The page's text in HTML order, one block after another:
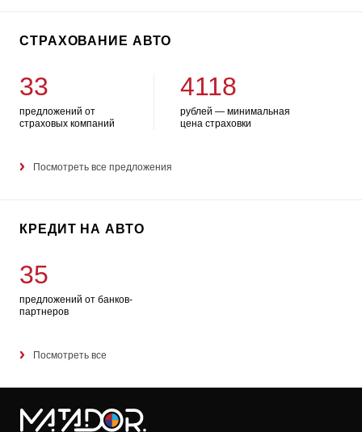
СТРАХОВАНИЕ АВТО
33
предложений от
страховых компаний
4118
рублей — минимальная
цена страховки
Посмотреть все предложения
КРЕДИТ НА АВТО
35
предложений от банков-
партнеров
Посмотреть все